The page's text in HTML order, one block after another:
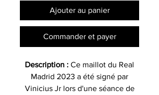
Ajouter au panier
Commander et payer
Description : Ce maillot du Real
Madrid 2023 a été signé par
Vinicius Jr lors d'une séance de